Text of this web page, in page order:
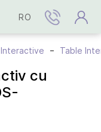
RO
Table
cu